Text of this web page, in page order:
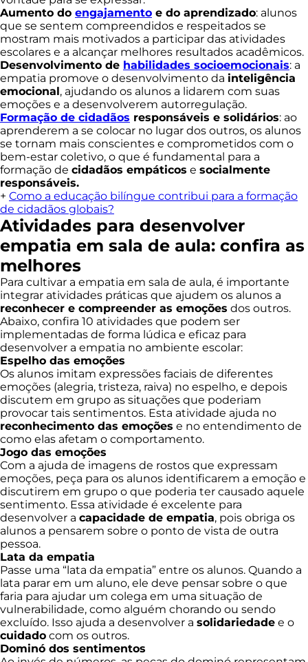
Aumento do engajamento e do aprendizado: alunos
que se sentem compreendidos e respeitados se
mostram mais motivados a participar das atividades
escolares e a alcançar melhores resultados acadêmicos.
Desenvolvimento de habilidades socioemocionais: a
empatia promove o desenvolvimento da inteligência
emocional, ajudando os alunos a lidarem com suas
emoções e a desenvolverem autorregulação.
Formação de cidadãos responsáveis e solidários: ao
aprenderem a se colocar no lugar dos outros, os alunos
se tornam mais conscientes e comprometidos com o
bem-estar coletivo, o que é fundamental para a
formação de cidadãos empáticos e socialmente
responsáveis.
+ Como a educação bilíngue contribui para a formação
de cidadãos globais?
Atividades para desenvolver
empatia em sala de aula: confira as
melhores
Para cultivar a empatia em sala de aula, é importante
integrar atividades práticas que ajudem os alunos a
reconhecer e compreender as emoções dos outros.
Abaixo, confira 10 atividades que podem ser
implementadas de forma lúdica e eficaz para
desenvolver a empatia no ambiente escolar:
Espelho das emoções
Os alunos imitam expressões faciais de diferentes
emoções (alegria, tristeza, raiva) no espelho, e depois
discutem em grupo as situações que poderiam
provocar tais sentimentos. Esta atividade ajuda no
reconhecimento das emoções e no entendimento de
como elas afetam o comportamento.
Jogo das emoções
Com a ajuda de imagens de rostos que expressam
emoções, peça para os alunos identificarem a emoção e
discutirem em grupo o que poderia ter causado aquele
sentimento. Essa atividade é excelente para
desenvolver a capacidade de empatia, pois obriga os
alunos a pensarem sobre o ponto de vista de outra
pessoa.
Lata da empatia
Passe uma “lata da empatia” entre os alunos. Quando a
lata parar em um aluno, ele deve pensar sobre o que
faria para ajudar um colega em uma situação de
vulnerabilidade, como alguém chorando ou sendo
excluído. Isso ajuda a desenvolver a solidariedade e o
cuidado com os outros.
Dominó dos sentimentos